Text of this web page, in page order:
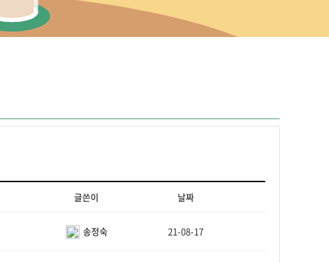
글쓴이 날짜
송정숙 21-08-17